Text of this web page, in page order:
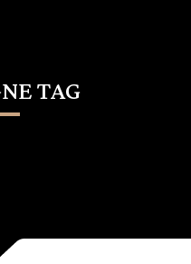
TAG